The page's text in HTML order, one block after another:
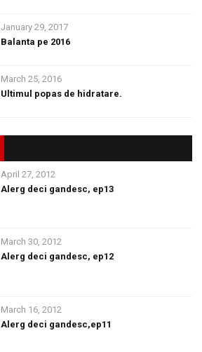
January 29, 2017
Balanta pe 2016
March 25, 2016
Ultimul popas de hidratare.
April 27, 2012
Alerg deci gandesc, ep13
March 30, 2012
Alerg deci gandesc, ep12
March 16, 2012
Alerg deci gandesc,ep11